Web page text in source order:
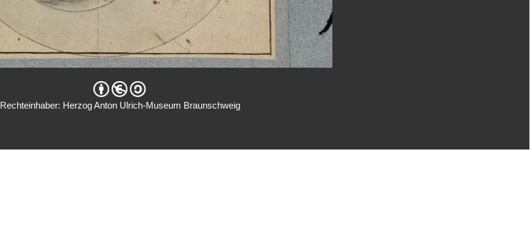
Rechteinhaber: Herzog Anton Ulrich-Museum Braunschweig